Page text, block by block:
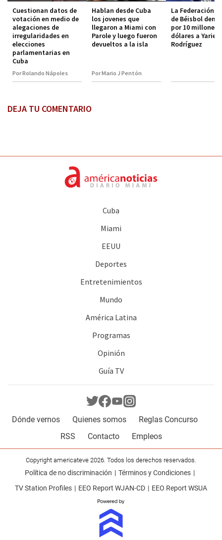
Cuestionan datos de
votación en medio de
alegaciones de
irregularidades en
elecciones
parlamentarias en
Cuba
Por Rolando Nápoles
Hablan desde Cuba
los jovenes que
llegaron a Miami con
Parole y luego fueron
devueltos a la isla
Por Mario J Pentón
La Federación
de Béisbol
por 10 millones
dólares a Yariel
Rodríguez
DEJA TU COMENTARIO
Cuba
Miami
EEUU
Deportes
Entretenimientos
Mundo
América Latina
Programas
Opinión
Guía TV
Dónde vernos Quienes somos
Reglas Concurso
RSS
Contacto Empleos
Copyright americateve 2026. Todos los derechos reservados.
Política de no discriminación
Términos y Condiciones
TV Station Profiles
EEO Report WJAN-CD EEO Report WSUA